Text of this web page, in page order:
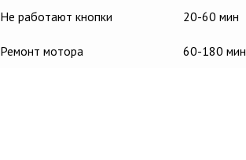
Не работают кнопки 20-60 мин
Ремонт мотора 60-180 мин